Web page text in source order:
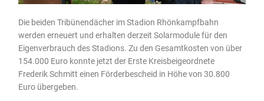
Die beiden Tribünendächer im Stadion Rhönkampfbahn
werden erneuert und erhalten derzeit Solarmodule für den
Eigenverbrauch des Stadions. Zu den Gesamtkosten von über
154.000 Euro konnte jetzt der Erste Kreisbeigeordnete
Frederik Schmitt einen Förderbescheid in Höhe von 30.800
Euro übergeben.